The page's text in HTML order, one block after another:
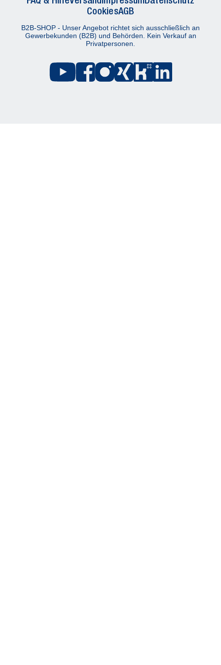
CookiesAGB
B2B-SHOP - Unser Angebot richtet sich ausschließlich an
Gewerbekunden (B2B) und Behörden. Kein Verkauf an
Privatpersonen.